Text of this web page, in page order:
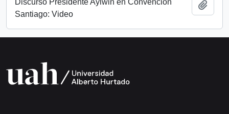
Santiago: Video